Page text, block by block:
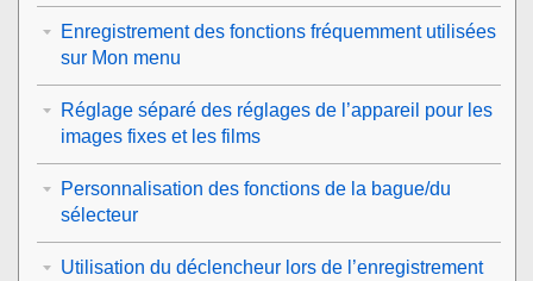
Enregistrement des fonctions fréquemment utilisées
sur Mon menu
Réglage séparé des réglages de l’appareil pour les
images fixes et les films
Personnalisation des fonctions de la bague/du
sélecteur
Utilisation du déclencheur lors de l’enregistrement